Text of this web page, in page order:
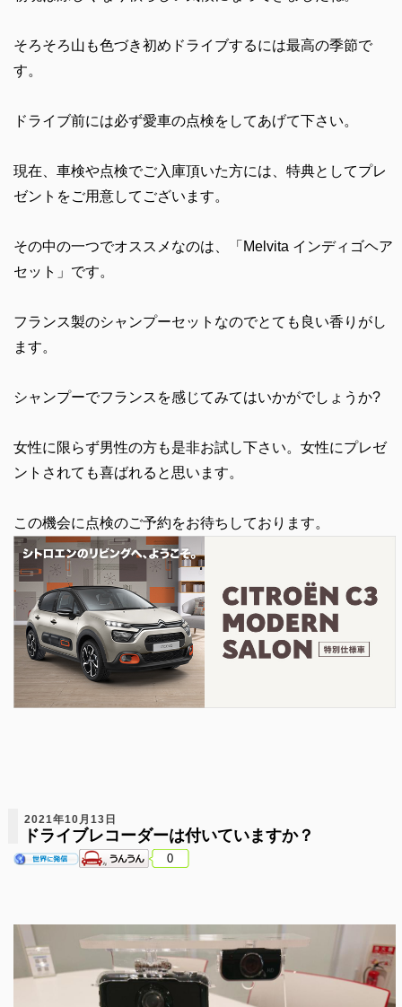
そろそろ山も色づき初めドライブするには最高の季節で
す。
ドライブ前には必ず愛車の点検をしてあげて下さい。
現在、車検や点検でご入庫頂いた方には、特典としてプレ
ゼントをご用意してございます。
その中の一つでオススメなのは、「Melvita インディゴヘア
セット」です。
フランス製のシャンプーセットなのでとても良い香りがし
ます。
シャンプーでフランスを感じてみてはいかがでしょうか?
女性に限らず男性の方も是非お試し下さい。女性にプレゼ
ントされても喜ばれると思います。
この機会に点検のご予約をお待ちしております。
2021年10月13日
ドライブレコーダーは付いていますか？
0